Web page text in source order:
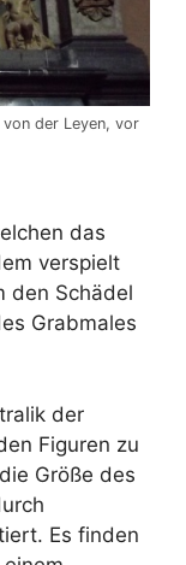
der Leyen, vor
das
verspielt
den Schädel
Grabmales
der
Figuren zu
Größe des
Es finden